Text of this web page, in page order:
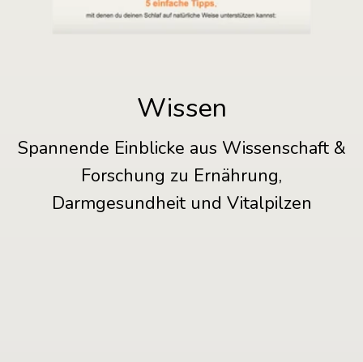
Wissen
Spannende Einblicke aus Wissenschaft &
Forschung zu Ernährung,
Darmgesundheit und Vitalpilzen